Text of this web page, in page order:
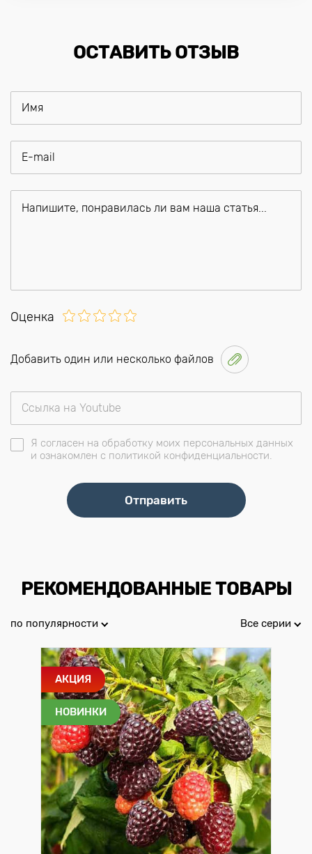
ОСТАВИТЬ ОТЗЫВ
Оценка
Добавить один или несколько файлов
Я согласен на обработку моих персональных данных
и ознакомлен с политикой конфиденциальности.
РЕКОМЕНДОВАННЫЕ ТОВАРЫ
по популярности Все серии
АКЦИЯ
НОВИНКИ